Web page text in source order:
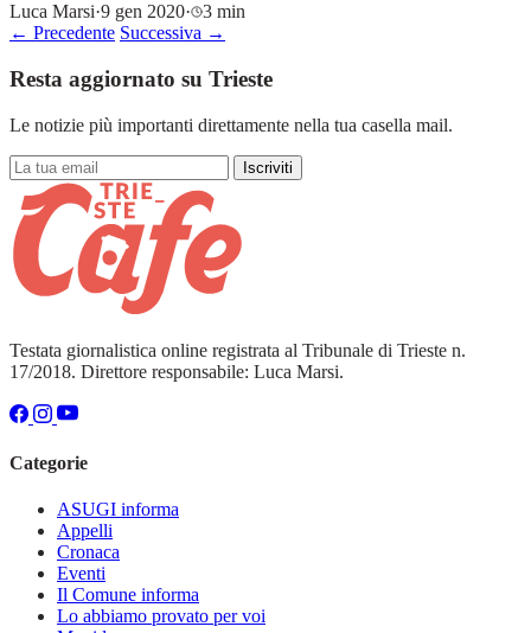
Luca Marsi·9 gen 2020·
3 min
← Precedente Successiva →
Resta aggiornato su Trieste
Le notizie più importanti direttamente nella tua casella mail.
Iscriviti
Testata giornalistica online registrata al Tribunale di Trieste n.
17/2018. Direttore responsabile: Luca Marsi.
Categorie
ASUGI informa
Appelli
Cronaca
Eventi
Il Comune informa
Lo abbiamo provato per voi